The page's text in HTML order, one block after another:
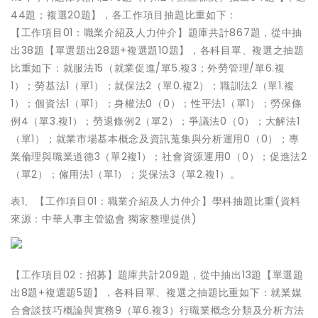
44題；複選20題】，各工作項目抽題比重如下：
【工作項目01：職業介紹及人力仲介】題庫共計867題，從中抽
出38題【單選題出28題+複選題10題】，各科目單、複選之抽題
比重如下：就服法15（就業促進/單5.複3；外勞管理/單6.複
1）；勞基法1（單1）；就保法2（單0.複2）；職訓法2（單1.複
1）；個資法1（單1）；身權法0（0）；性平法1（單1）；勞保條
例4（單3.複1）；勞退條例2（單2）；爭議法0（0）；大解法1
（單1）；就業市場基本概念及資訊蒐集與分析運用0（0）；專
業倫理與職業道德3（單2複1）；社會資源運用0（0）；促進法2
（單2）；僱用法1（單1）；災保法3（單2.複1）。
表1、【工作項目01：職業介紹及人力仲介】學科抽題比重(資料
來源：中華人事主管協會 獨家整理提供)
【工作項目02：招募】題庫共計209題，從中抽出13題【單選題
出8題+複選題5題】，各科目單、複選之抽題比重如下：就業媒
合會談技巧概論與實務9（單6.複3）行職業概念分類及分析方法